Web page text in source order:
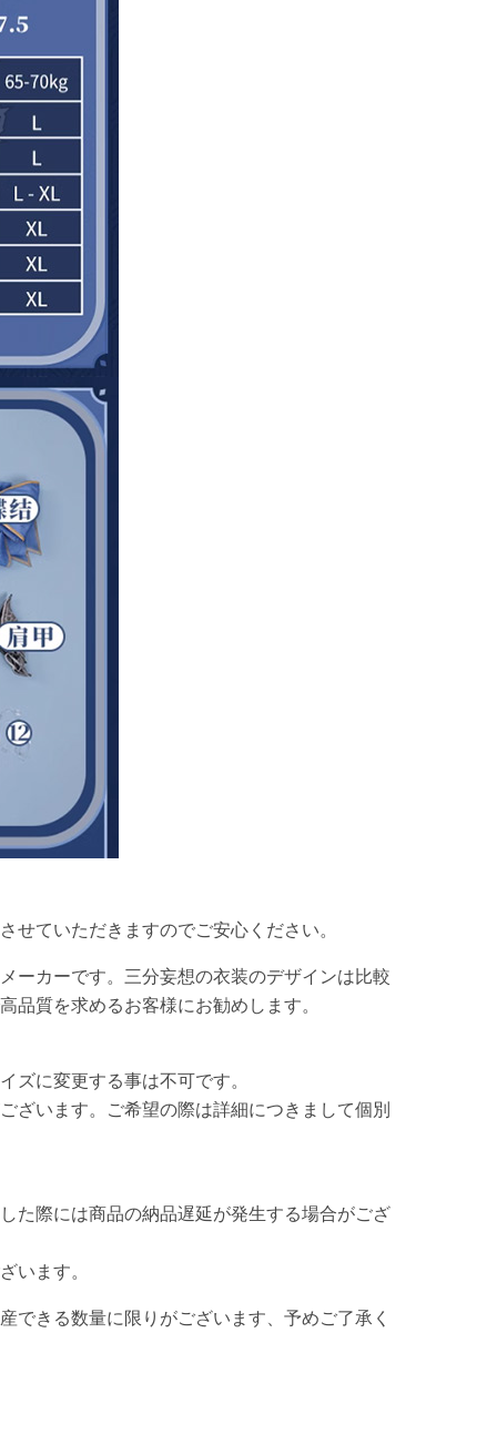
ていただきますのでご安心ください。
カーです。三分妄想の衣装のデザインは比較
質を求めるお客様にお勧めします。
に変更する事は不可です。
います。ご希望の際は詳細につきまして個別
た際には商品の納品遅延が発生する場合がござ
います。
できる数量に限りがございます、予めご了承く